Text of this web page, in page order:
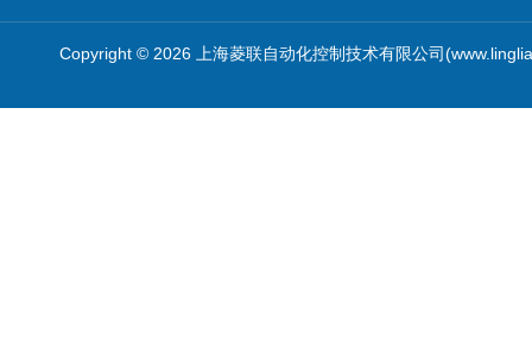
Copyright © 2026 上海菱联自动化控制技术有限公司